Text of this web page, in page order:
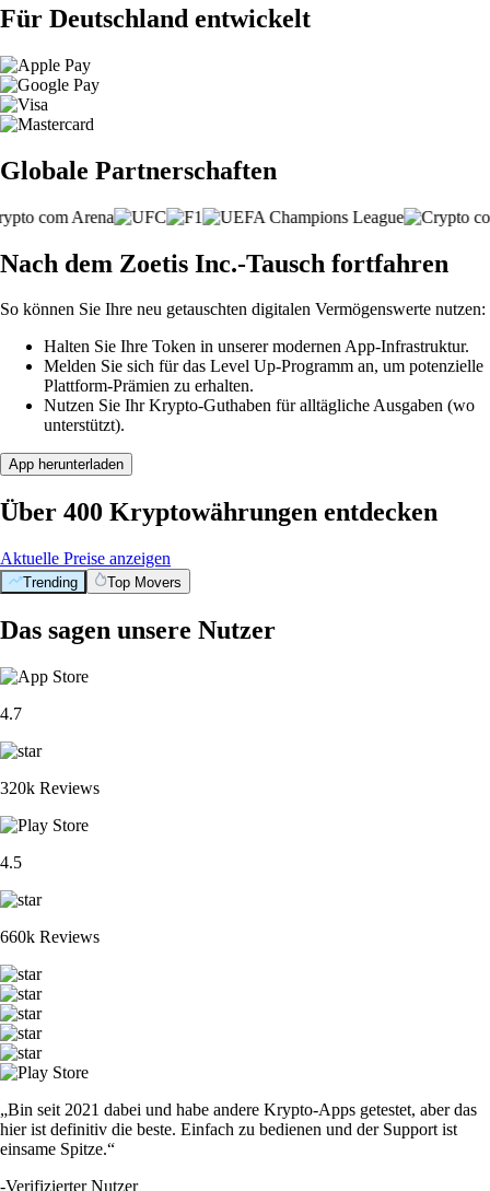
Für Deutschland entwickelt
Globale Partnerschaften
Nach dem Zoetis Inc.-Tausch fortfahren
So können Sie Ihre neu getauschten digitalen Vermögenswerte nutzen:
Halten Sie Ihre Token in unserer modernen App-Infrastruktur.
Melden Sie sich für das Level Up-Programm an, um potenzielle
Plattform-Prämien zu erhalten.
Nutzen Sie Ihr Krypto-Guthaben für alltägliche Ausgaben (wo
unterstützt).
App herunterladen
Über 400 Kryptowährungen entdecken
Aktuelle Preise anzeigen
Trending Top Movers
Das sagen unsere Nutzer
4.7
320k Reviews
4.5
660k Reviews
„Bin seit 2021 dabei und habe andere Krypto-Apps getestet, aber das
hier ist definitiv die beste. Einfach zu bedienen und der Support ist
einsame Spitze.“
-Verifizierter Nutzer